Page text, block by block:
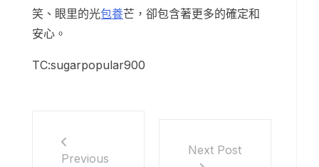
笑、眼里的光包養芒，卻包含著更多的確定和
安心。
TC:sugarpopular900
Previous
Next Post